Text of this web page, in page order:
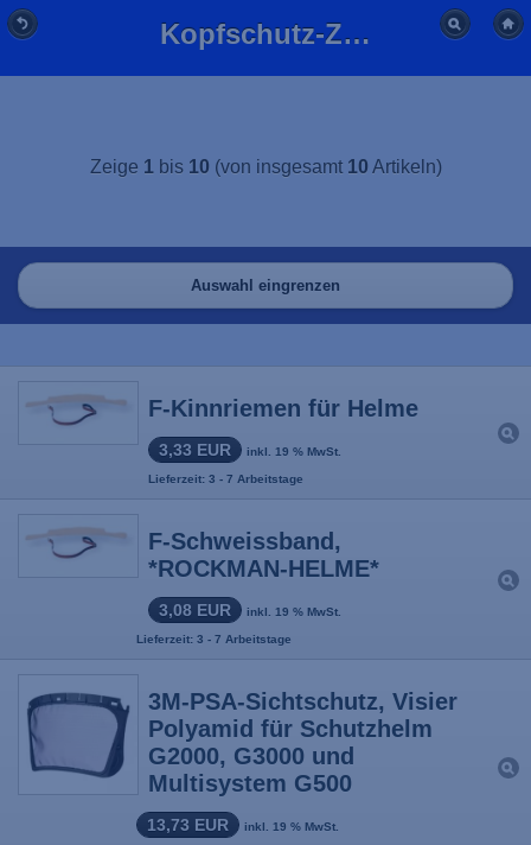
Kopfschutz-Zubehör günstig online kaufen | BFL-Versand
Zeige 1bis 10 (von insgesamt 10 Artikeln)
Auswahl eingrenzen
F-Kinnriemen für Helme
3,33 EUR inkl. 19 % MwSt.
Lieferzeit: 3 - 7 Arbeitstage
F-Schweissband,
*ROCKMAN-HELME*
3,08 EUR inkl. 19 % MwSt.
Lieferzeit: 3 - 7 Arbeitstage
3M-PSA-Sichtschutz, Visier
Polyamid für Schutzhelm
G2000, G3000 und
Multisystem G500
13,73 EUR inkl. 19 % MwSt.